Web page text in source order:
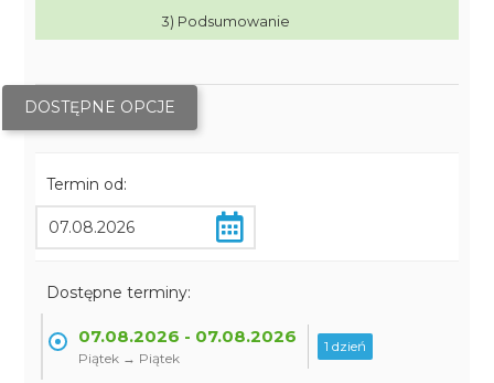
3) Podsumowanie
DOSTĘPNE OPCJE
Termin od:
Dostępne terminy:
07.08.2026 - 07.08.2026
Piątek → Piątek
1 dzień